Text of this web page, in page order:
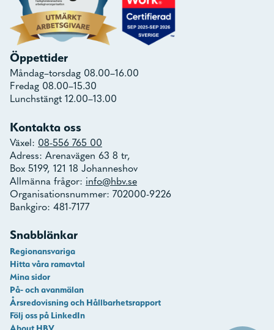
Öppettider
Måndag–torsdag 08.00–16.00
Fredag 08.00–15.30
Lunchstängt 12.00–13.00
Kontakta oss
Växel: 08-556 765 00
Adress: Arenavägen 63 8 tr,
Box 5199, 121 18 Johanneshov
Allmänna frågor: info@hbv.se
Organisationsnummer: 702000-9226
Bankgiro: 481-7177
Snabblänkar
Regionansvariga
Hitta våra ramavtal
Mina sidor
På- och avanmälan
Årsredovisning och Hållbarhetsrapport
Följ oss på LinkedIn